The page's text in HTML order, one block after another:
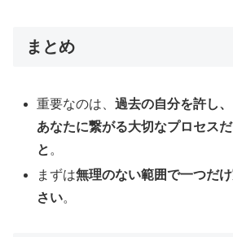
まとめ
重要なのは、過去の自分を許し
あなたに繋がる大切なプロセス
と 。
まずは無理のない範囲で一つだ
さい。